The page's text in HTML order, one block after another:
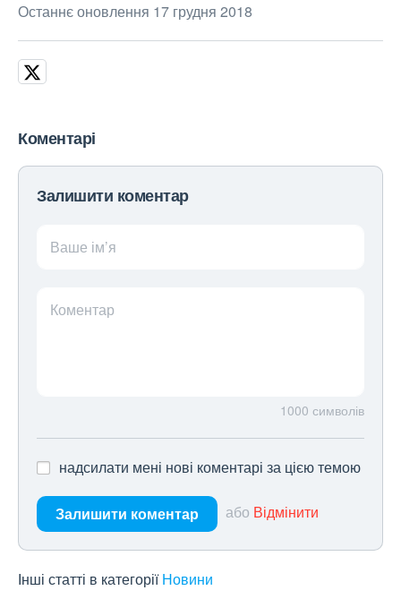
Останнє оновлення 17 грудня 2018
Коментарі
Залишити коментар
Ваше ім’я
Коментар
1000 символів
надсилати мені нові коментарі за цією темою
Залишити коментар або Відмінити
Інші статті в категорії Новини